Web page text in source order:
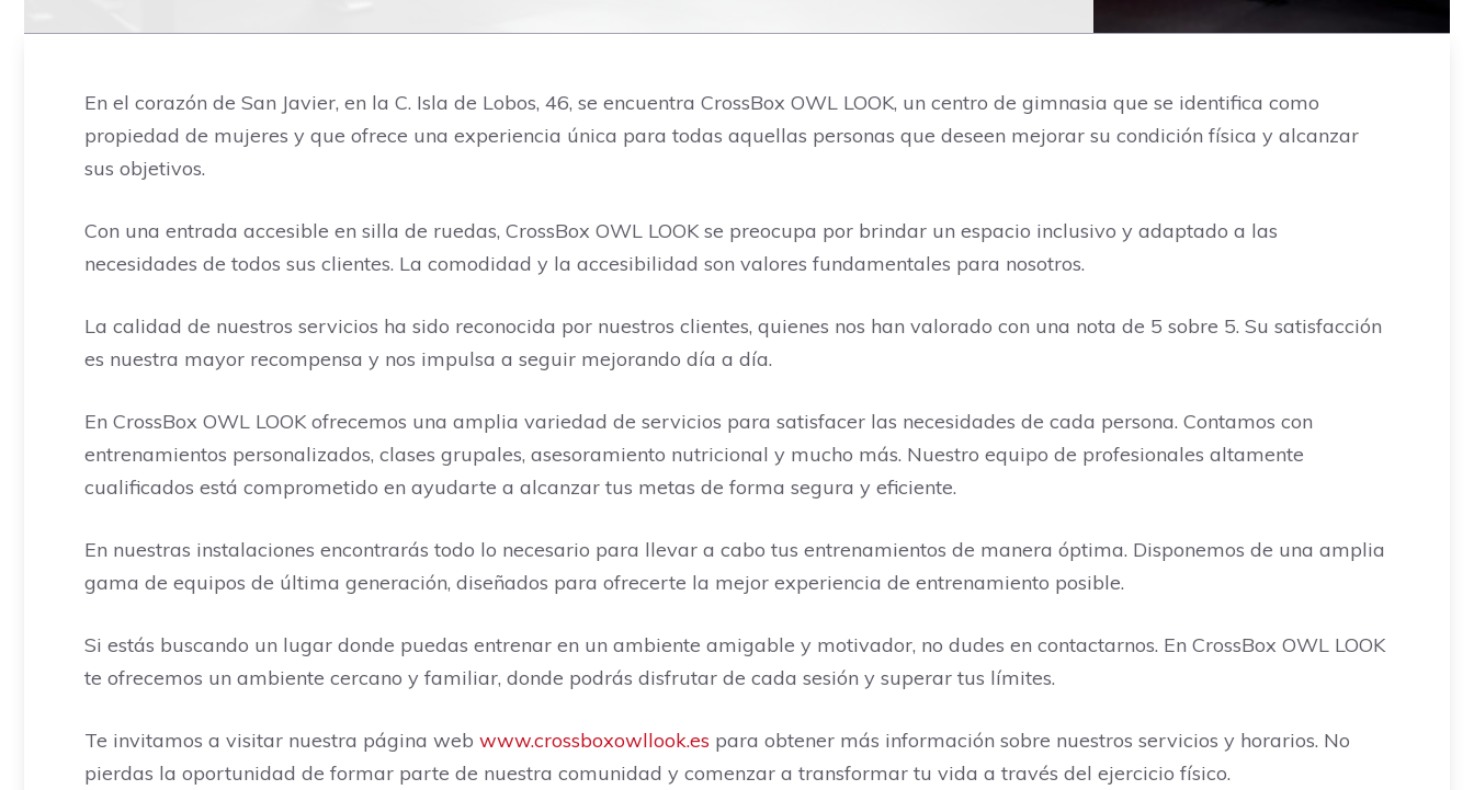
En el corazón de San Javier, en la C. Isla de Lobos, 46, se encuentra CrossBox OWL LOOK, un centro de gimnasia que se identifica como
propiedad de mujeres y que ofrece una experiencia única para todas aquellas personas que deseen mejorar su condición física y alcanzar
sus objetivos.
Con una entrada accesible en silla de ruedas, CrossBox OWL LOOK se preocupa por brindar un espacio inclusivo y adaptado a las
necesidades de todos sus clientes. La comodidad y la accesibilidad son valores fundamentales para nosotros.
La calidad de nuestros servicios ha sido reconocida por nuestros clientes, quienes nos han valorado con una nota de 5 sobre 5. Su satisfacción
es nuestra mayor recompensa y nos impulsa a seguir mejorando día a día.
En CrossBox OWL LOOK ofrecemos una amplia variedad de servicios para satisfacer las necesidades de cada persona. Contamos con
entrenamientos personalizados, clases grupales, asesoramiento nutricional y mucho más. Nuestro equipo de profesionales altamente
cualificados está comprometido en ayudarte a alcanzar tus metas de forma segura y eficiente.
En nuestras instalaciones encontrarás todo lo necesario para llevar a cabo tus entrenamientos de manera óptima. Disponemos de una amplia
gama de equipos de última generación, diseñados para ofrecerte la mejor experiencia de entrenamiento posible.
Si estás buscando un lugar donde puedas entrenar en un ambiente amigable y motivador, no dudes en contactarnos. En CrossBox OWL LOOK
te ofrecemos un ambiente cercano y familiar, donde podrás disfrutar de cada sesión y superar tus límites.
Te invitamos a visitar nuestra página web www.crossboxowllook.es para obtener más información sobre nuestros servicios y horarios. No
pierdas la oportunidad de formar parte de nuestra comunidad y comenzar a transformar tu vida a través del ejercicio físico.